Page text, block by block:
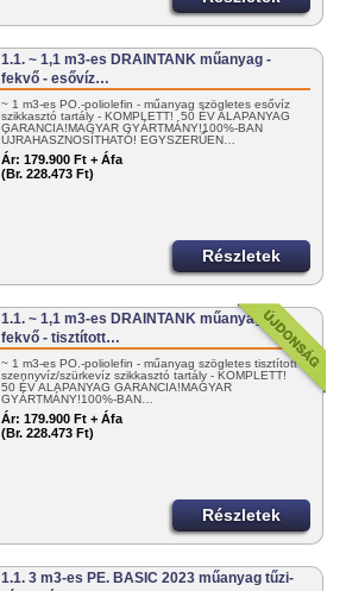
1.1. ~ 1,1 m3-es DRAINTANK műanyag -
fekvő - esővíz…
~ 1 m3-es PO.-poliolefin - műanyag szögletes esővíz
szikkasztó tartály - KOMPLETT! 50 ÉV ALAPANYAG
GARANCIA!MAGYAR GYÁRTMÁNY!100%-BAN
ÚJRAHASZNOSÍTHATÓ! EGYSZERŰEN…
Ár: 179.900 Ft + Áfa
(Br. 228.473 Ft)
Részletek
1.1. ~ 1,1 m3-es DRAINTANK műanyag -
fekvő - tisztított…
~ 1 m3-es PO.-poliolefin - műanyag szögletes tisztított
szennyvíz/szürkevíz szikkasztó tartály - KOMPLETT!
50 ÉV ALAPANYAG GARANCIA!MAGYAR
GYÁRTMÁNY!100%-BAN…
Ár: 179.900 Ft + Áfa
(Br. 228.473 Ft)
Részletek
1.1. 3 m3-es PE. BASIC 2023 műanyag tűzi-